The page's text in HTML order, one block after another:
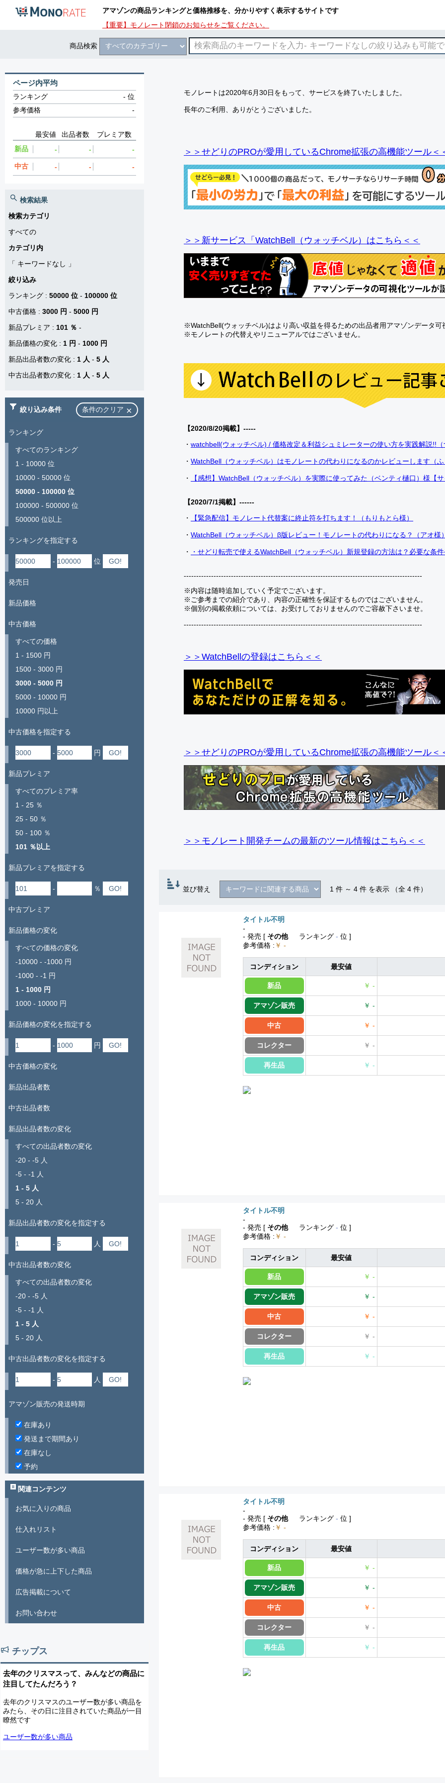
アマゾンの商品ランキングと価格推移を、分かりやすく表示するサイトです
【重要】モノレート閉鎖のお知らせをご覧ください。
商品検索
モノレートは2020年6月30日をもって、サービスを終了いたしました。
長年のご利用、ありがとうございました。
＞＞せどりのPROが愛用しているChrome拡張の高機能ツール＜
＞＞新サービス「WatchBell（ウォッチベル）はこちら＜＜
※WatchBell(ウォッチベル)はより高い収益を得るための出品者用アマゾンデータ可
※モノレートの代替えやリニューアルではございません。
【2020/8/20掲載】-----
・ watchbell(ウォッチベル) / 価格改定＆利益シュミレーターの使い方を実践解説!!
・ WatchBell（ウォッチベル）はモノレートの代わりになるのかレビューします（
・ 【感想】WatchBell（ウォッチベル）を実際に使ってみた（ベンティ樋口）様【
【2020/7/1掲載】------
・
【緊急配信】モノレート代替案に終止符を打ちます！（もりもとら様）
・ WatchBell（ウォッチベル）β版レビュー！モノレートの代わりになる？（アオ様
・ ・せどり転売で使えるWatchBell（ウォッチベル）新規登録の方法は？必要な条
------------------------------------------------------------------------------------------------
※内容は随時追加していく予定でございます。
※ご参考までの紹介であり、内容の正確性を保証するものではございません。
※個別の掲載依頼については、お受けしておりませんのでご容赦下さいませ。
------------------------------------------------------------------------------------------------
＞＞WatchBellの登録はこちら＜＜
＞＞せどりのPROが愛用しているChrome拡張の高機能ツール＜
＞＞モノレート開発チームの最新のツール情報はこちら＜＜
並び替え 1 件 ～ 4 件 を表示 （全 4 件）
タイトル不明
-
- 発売 [ その他 ランキング - 位 ]
参考価格 : ￥ -
コンディション 最安値
新品 ￥ -
アマゾン販売 ￥ -
中古 ￥ -
コレクター ￥ -
再生品 ￥ -
タイトル不明
-
- 発売 [ その他 ランキング - 位 ]
参考価格 : ￥ -
コンディション 最安値
新品 ￥ -
アマゾン販売 ￥ -
中古 ￥ -
コレクター ￥ -
再生品 ￥ -
タイトル不明
-
- 発売 [ その他 ランキング - 位 ]
参考価格 : ￥ -
コンディション 最安値
新品 ￥ -
アマゾン販売 ￥ -
中古 ￥ -
コレクター ￥ -
再生品 ￥ -
ページ内平均
ランキング -位
参考価格
-
最安値 出品者数
プレミア数
新品
- - -
中古 - - -
検索結果
検索カテゴリ
すべての
カテゴリ内
「 キーワードなし
」
絞り込み
ランキング : 50000 位 - 100000 位
中古価格 : 3000 円 - 5000 円
新品プレミア : 101 ％ -
新品価格の変化 : 1 円 - 1000 円
新品出品者数の変化 : 1 人 - 5 人
中古出品者数の変化 : 1 人 - 5 人
絞り込み条件 条件のクリア
ランキング
すべてのランキング
1 - 10000 位
10000 - 50000 位
50000 - 100000 位
100000 - 500000 位
500000 位以上
ランキングを指定する
- 位
発売日
新品価格
中古価格
すべての価格
1 - 1500 円
1500 - 3000 円
3000 - 5000 円
5000 - 10000 円
10000 円以上
中古価格を指定する
- 円
新品プレミア
すべてのプレミア率
1 - 25 ％
25 - 50 ％
50 - 100 ％
101 ％以上
新品プレミアを指定する
- ％
中古プレミア
新品価格の変化
すべての価格の変化
-10000 - -1000 円
-1000 - -1 円
1 - 1000 円
1000 - 10000 円
新品価格の変化を指定する
- 円
中古価格の変化
新品出品者数
中古出品者数
新品出品者数の変化
すべての出品者数の変化
-20 - -5 人
-5 - -1 人
1 - 5 人
5 - 20 人
新品出品者数の変化を指定する
- 人
中古出品者数の変化
すべての出品者数の変化
-20 - -5 人
-5 - -1 人
1 - 5 人
5 - 20 人
中古出品者数の変化を指定する
- 人
アマゾン販売の発送時期
在庫あり
発送まで期間あり
在庫なし
予約
関連コンテンツ
お気に入りの商品
仕入れリスト
ユーザー数が多い商品
価格が急に上下した商品
広告掲載について
お問い合わせ
チップス
去年のクリスマスって、みんなどの商品に
注目してたんだろう？
去年のクリスマスのユーザー数が多い商品を
みたら、その日に注目されていた商品が一目
瞭然です
ユーザー数が多い商品